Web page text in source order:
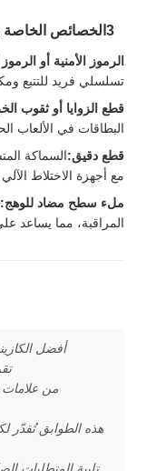
3الخصائص الخاصة ببطاقات اللعب ذات المستوى الكازينو
الرموز الأمنية أو
تسلسلي فريد للتتبع
قطع الزوايا أو ثقوب
البطاقات في الألعاب
قطع دقيق:السماكة
مع أجهزة الاختلاط
ملء سطح مضاد للوهج:
المراقبة، مما يساعد
أفضل
من علامات
هذه الطوابق تُقدّر